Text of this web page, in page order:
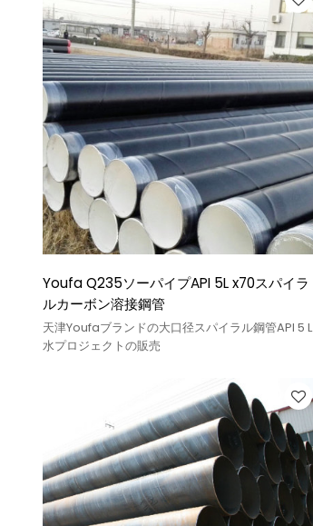
Youfa Q235ソーパイプAPI 5L x70スパイラ
ルカーボン溶接鋼管
天津Youfaブランドの大口径スパイラル鋼管API 5 L
水プロジェクトの販売